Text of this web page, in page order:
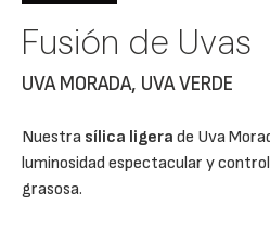
Fusión de Uvas
UVA MORADA, UVA VERDE
Nuestra sílica ligera de Uva
luminosidad espectacular y
grasosa.